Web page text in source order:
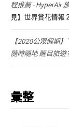
程推薦 - HyperAir
見】世界賞花情報
【2020公眾假期
隨時隨地 醒目旅遊
彙整